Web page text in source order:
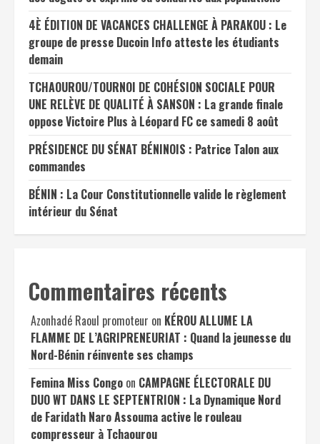
4È ÉDITION DE VACANCES CHALLENGE À PARAKOU : Le
groupe de presse Ducoin Info atteste les étudiants
demain
TCHAOUROU/TOURNOI DE COHÉSION SOCIALE POUR
UNE RELÈVE DE QUALITÉ À SANSON : La grande finale
oppose Victoire Plus à Léopard FC ce samedi 8 août
PRÉSIDENCE DU SÉNAT BÉNINOIS : Patrice Talon aux
commandes
BÉNIN : La Cour Constitutionnelle valide le règlement
intérieur du Sénat
Commentaires récents
Azonhadé Raoul promoteur on KÉROU ALLUME LA
FLAMME DE L’AGRIPRENEURIAT : Quand la jeunesse du
Nord-Bénin réinvente ses champs
Femina Miss Congo on CAMPAGNE ÉLECTORALE DU
DUO WT DANS LE SEPTENTRION : La Dynamique Nord
de Faridath Naro Assouma active le rouleau
compresseur à Tchaourou